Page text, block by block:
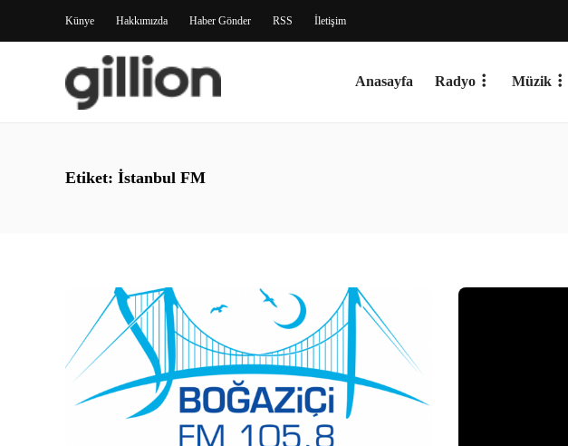
Künye Hakkımızda Haber Gönder RSS İletişim
Anasayfa Radyo Müzik
Etiket: İstanbul FM